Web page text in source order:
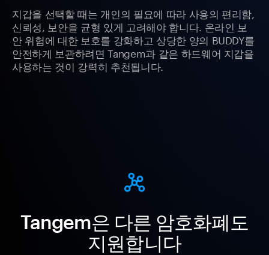
지갑을 선택할 때는 개인의 필요에 따라 사용의 편리함,
신뢰성, 보안을 균형 있게 고려해야 합니다. 온라인 보
안 위험에 대한 보호를 강화하고 상당한 양의 BUDDY를
안전하게 보관하려면 Tangem과 같은 하드웨어 지갑을
사용하는 것이 강력히 추천됩니다.
Tangem은 다른 암호화폐도
지원합니다